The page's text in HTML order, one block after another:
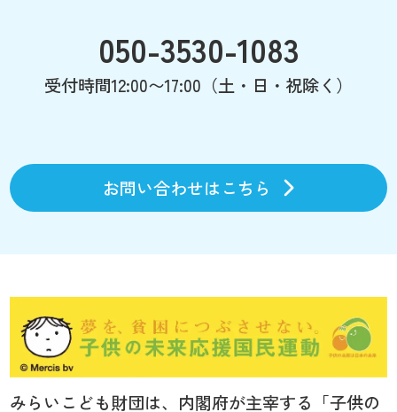
050-3530-1083
受付時間12:00〜17:00（土・日・祝除く）
お問い合わせはこちら
みらいこども財団は、内閣府が主宰する「子供の